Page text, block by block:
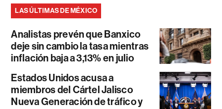
LAS ÚLTIMAS DE MÉXICO
Analistas prevén que Banxico
deje sin cambio la tasa mientras
inflación baja a 3,13% en julio
Estados Unidos acusa a
miembros del Cártel Jalisco
Nueva Generación de tráfico y